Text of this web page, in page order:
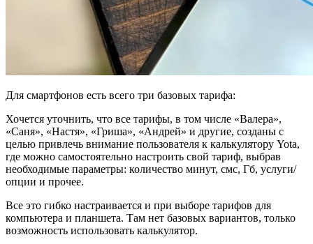
Для смартфонов есть всего три базовых тарифа:
Хочется уточнить, что все тарифы, в том числе «Валера»,
«Саня», «Настя», «Гриша», «Андрей» и другие, созданы с
целью привлечь внимание пользователя к калькулятору Yota,
где можно самостоятельно настроить свой тариф, выбрав
необходимые параметры: количество минут, смс, Гб, услуги/
опции и прочее.
Все это гибко настраивается и при выборе тарифов для
компьютера и планшета. Там нет базовых вариантов, только
возможность использовать калькулятор.